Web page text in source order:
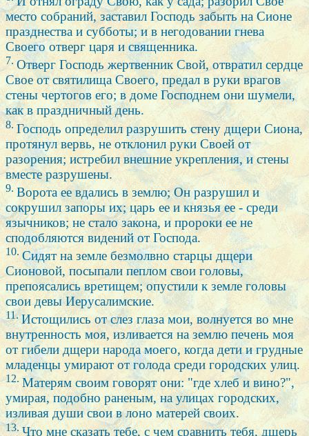
место собраний, заставил Господь забыть на Сионе
празднества и субботы; и в негодовании гнева
Своего отверг царя и священника.
7. Отверг Господь жертвенник Свой, отвратил сердце
Свое от святилища Своего, предал в руки врагов
стены чертогов его; в доме Господнем они шумели,
как в праздничный день.
8.Господь определил разрушить стену дщери Сиона,
протянул вервь, не отклонил руки Своей от
разорения; истребил внешние укрепления, и стены
вместе разрушены.
9.Ворота ее вдались в землю; Он разрушил и
сокрушил запоры их; царь ее и князья ее - среди
язычников; не стало закона, и пророки ее не
сподобляются видений от Господа.
10. Сидят на земле безмолвно старцы дщери
Сионовой, посыпали пеплом свои головы,
препоясались вретищем; опустили к земле головы
свои девы Иерусалимские.
11.Истощились от слез глаза мои, волнуется во мне
внутренность моя, изливается на землю печень моя
от гибели дщери народа моего, когда дети и грудные
младенцы умирают от голода среди городских улиц.
12.Матерям своим говорят они: "где хлеб и вино?",
умирая, подобно раненым, на улицах городских,
изливая души свои в лоно матерей своих.
13.Что мне сказать тебе, с чем сравнить тебя, дщерь